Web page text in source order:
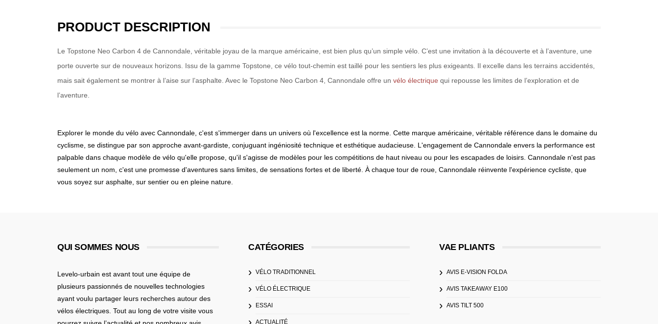
PRODUCT DESCRIPTION
Le Topstone Neo Carbon 4 de Cannondale, véritable joyau de la marque américaine, est bien plus qu’un simple vélo. C’est une invitation à la découverte et à l’aventure, une
porte ouverte sur de nouveaux horizons. Issu de la gamme Topstone, ce vélo tout-chemin est taillé pour les sentiers les plus exigeants. Il excelle dans les terrains accidentés,
mais sait également se montrer à l’aise sur l’asphalte. Avec le Topstone Neo Carbon 4, Cannondale offre un vélo électrique qui repousse les limites de l’exploration et de
l’aventure.
Explorer le monde du vélo avec Cannondale, c'est s'immerger dans un univers où l'excellence est la norme. Cette marque américaine, véritable référence dans le domaine du
cyclisme, se distingue par son approche avant-gardiste, conjuguant ingéniosité technique et esthétique audacieuse. L'engagement de Cannondale envers la performance est
palpable dans chaque modèle de vélo qu'elle propose, qu'il s'agisse de modèles pour les compétitions de haut niveau ou pour les escapades de loisirs. Cannondale n'est pas
seulement un nom, c'est une promesse d'aventures sans limites, de sensations fortes et de liberté. À chaque tour de roue, Cannondale réinvente l'expérience cycliste, que
vous soyez sur asphalte, sur sentier ou en pleine nature.
QUI SOMMES NOUS
Levelo-urbain est avant tout une équipe de
plusieurs passionnés de nouvelles technologies
ayant voulu partager leurs recherches autour des
vélos électriques. Tout au long de votre visite vous
CATÉGORIES
VÉLO TRADITIONNEL
VÉLO ÉLECTRIQUE
ESSAI
ACTUALITÉ
VAE PLIANTS
AVIS E-VISION FOLDA
AVIS TAKEAWAY E100
AVIS TILT 500